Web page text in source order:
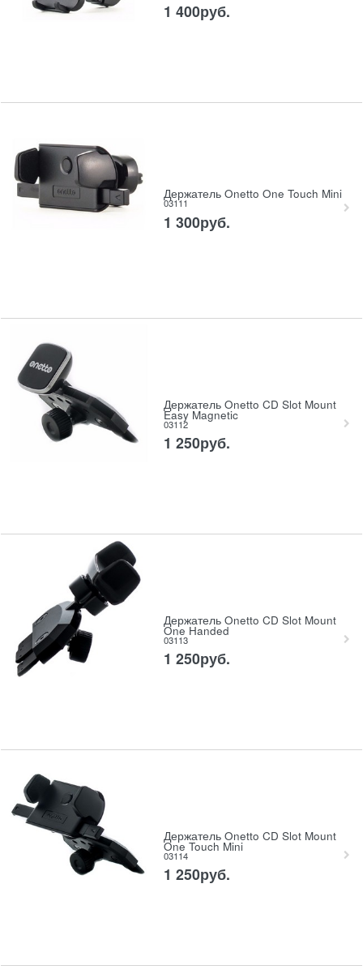
1 400руб.
Держатель Onetto One Touch Mini
03111
1 300руб.
Держатель Onetto CD Slot Mount
Easy Magnetic
03112
1 250руб.
Держатель Onetto CD Slot Mount
One Handed
03113
1 250руб.
Держатель Onetto CD Slot Mount
One Touch Mini
03114
1 250руб.